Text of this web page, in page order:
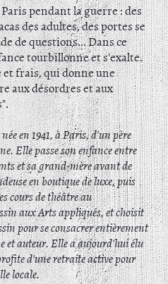
pendant la guerre : des
des adultes, des portes se
de questions... Dans ce
tourbillonne et s'exalte.
frais, qui donne une
aux désordres et aux
en 1941, à Paris, d'un père
Elle passe son enfance entre
et sa grand-mère avant de
en boutique de luxe, puis
cours de théâtre au
aux Arts appliqués, et choisit
pour se consacrer entièrement
et auteur. Elle a aujourd'hui élu
d'une retraite active pour
locale.